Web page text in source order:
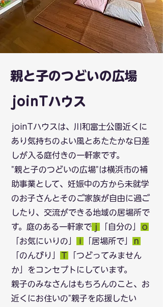
親と子のつどいの広場
joinTハウス
joinTハウスは、川和富士公園近くに
あり気持ちのよい風とあたたかな日差
しが入る庭付きの一軒家です。
​"親と子のつどいの広場"は横浜市の補
助事業として、妊娠中の方から未就学
のお子さんとそのご家族が自由に過ご
したり、交流ができる地域の居場所で
す。庭のある一軒家で ｊ 「自分の」
ｏ
「お気にいりの」
i 「居場所で」
ｎ
「のんびり」
Ｔ
「つどってみません
か」をコンセプトにしています。
​親子のみなさんはもちろんのこと、お
近くにお住いの"親子を応援したい